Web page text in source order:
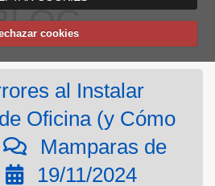
cookies
al Instalar
Oficina (y Cómo
Mamparas de
19/11/2024